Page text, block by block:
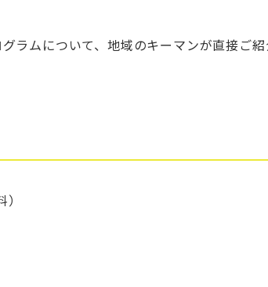
ラムについて、地域のキーマンが直接ご